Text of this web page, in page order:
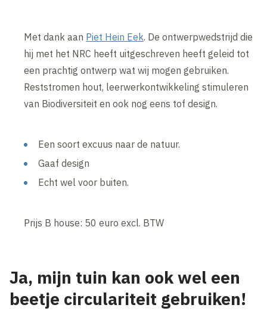
Met dank aan Piet Hein Eek. De ontwerpwedstrijd die
hij met het NRC heeft uitgeschreven heeft geleid tot
een prachtig ontwerp wat wij mogen gebruiken.
Reststromen hout, leerwerkontwikkeling stimuleren
van Biodiversiteit en ook nog eens tof design.
Een soort excuus naar de natuur.
Gaaf design
Echt wel voor buiten.
Prijs B house: 50 euro excl. BTW
Ja, mijn tuin kan ook wel een
beetje circulariteit gebruiken!